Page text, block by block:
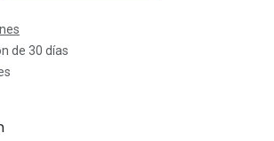
de 30 días